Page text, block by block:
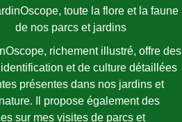
richement illustré, offre des
et de culture détaillées
présentes dans nos jardins et
Il propose également des
sur mes visites de parcs et